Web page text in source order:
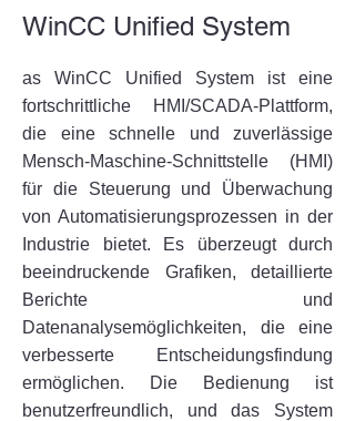
WinCC Unified System
as WinCC Unified System ist eine
fortschrittliche HMI/SCADA-Plattform,
die eine schnelle und zuverlässige
Mensch-Maschine-Schnittstelle (HMI)
für die Steuerung und Überwachung
von Automatisierungsprozessen in der
Industrie bietet. Es überzeugt durch
beeindruckende Grafiken, detaillierte
Berichte und
Datenanalysemöglichkeiten, die eine
verbesserte Entscheidungsfindung
ermöglichen. Die Bedienung ist
benutzerfreundlich, und das System